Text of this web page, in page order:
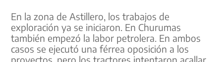
En la zona de Astillero, los trabajos de
exploración ya se iniciaron. En Churumas
también empezó la labor petrolera. En ambos
casos se ejecutó una férrea oposición a los
proyectos, pero los tractores intentaron acallar